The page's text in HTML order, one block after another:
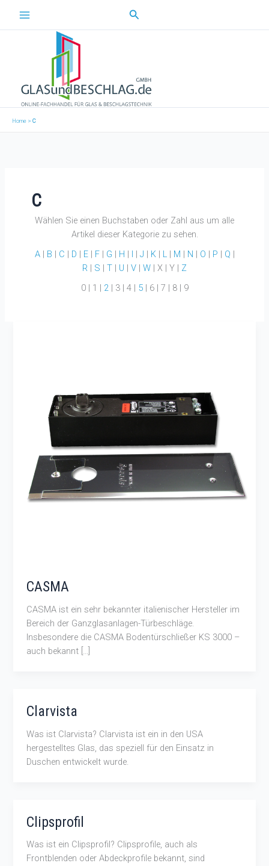
Inhalt
springen
Suchen
Home > C
C
Wählen Sie einen Buchstaben oder Zahl aus um alle
Artikel dieser Kategorie zu sehen.
A| B C D E| F| G H J K| L| M N O P Q
R
S T U V W | X | Y | Z
0 | 1 | 2| 3 | 4 | 5| 6 | 7 | 8 | 9
CASMA
CASMA ist ein sehr bekannter italienischer Hersteller im
Bereich der Ganzglasanlagen-Türbeschläge.
Insbesondere die CASMA Bodentürschließer KS 3000 –
auch bekannt […]
Clarvista
Was ist Clarvista? Clarvista ist ein in den USA
hergestelltes Glas, das speziell für den Einsatz in
Duschen entwickelt wurde.
Clipsprofil
Was ist ein Clipsprofil? Clipsprofile, auch als
Frontblenden oder Abdeckprofile bekannt, sind